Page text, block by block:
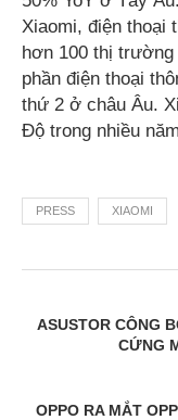
Xiaomi, điện thoại
hơn 100 thị
phần điện thoại
thứ 2 ở châu Âu.
Độ trong nhiều
PRESS XIAOMI
ASUSTOR CÔNG
CỨNG
OPPO RA MẮT